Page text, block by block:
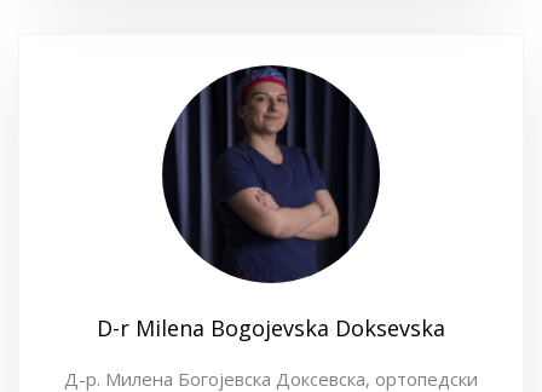
D-r Milena Bogojevska Doksevska
Д-р. Милена Богојевска Доксевска, ортопедски